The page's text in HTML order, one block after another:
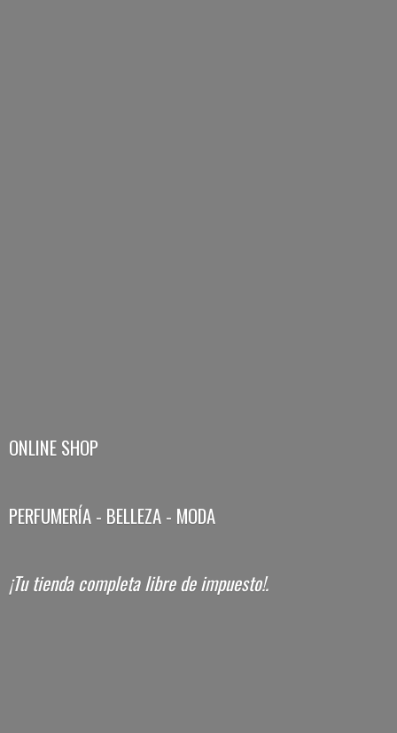
ONLINE SHOP
PERFUMERÍA - BELLEZA - MODA
¡Tu tienda completa librede impuesto!.